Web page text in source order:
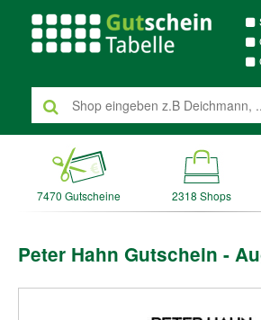
7470 Gutscheine 2318 Shops
Peter Hahn Gutschein -